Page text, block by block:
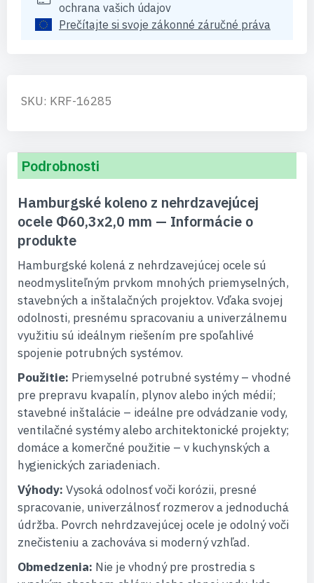
ochrana vašich údajov
Prečítajte si svoje zákonné záručné práva
SKU: KRF-16285
Podrobnosti
Hamburgské koleno z nehrdzavejúcej
ocele Φ60,3x2,0 mm — Informácie o
produkte
Hamburgské kolená z nehrdzavejúcej ocele sú
neodmysliteľným prvkom mnohých priemyselných,
stavebných a inštalačných projektov. Vďaka svojej
odolnosti, presnému spracovaniu a univerzálnemu
využitiu sú ideálnym riešením pre spoľahlivé
spojenie potrubných systémov.
Použitie: Priemyselné potrubné systémy – vhodné
pre prepravu kvapalín, plynov alebo iných médií;
stavebné inštalácie – ideálne pre odvádzanie vody,
ventilačné systémy alebo architektonické projekty;
domáce a komerčné použitie – v kuchynských a
hygienických zariadeniach.
Výhody: Vysoká odolnosť voči korózii, presné
spracovanie, univerzálnosť rozmerov a jednoduchá
údržba. Povrch nehrdzavejúcej ocele je odolný voči
znečisteniu a zachováva si moderný vzhľad.
Obmedzenia: Nie je vhodný pre prostredia s